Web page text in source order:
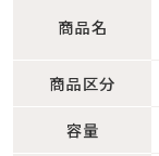
商品名
商品区分
容量